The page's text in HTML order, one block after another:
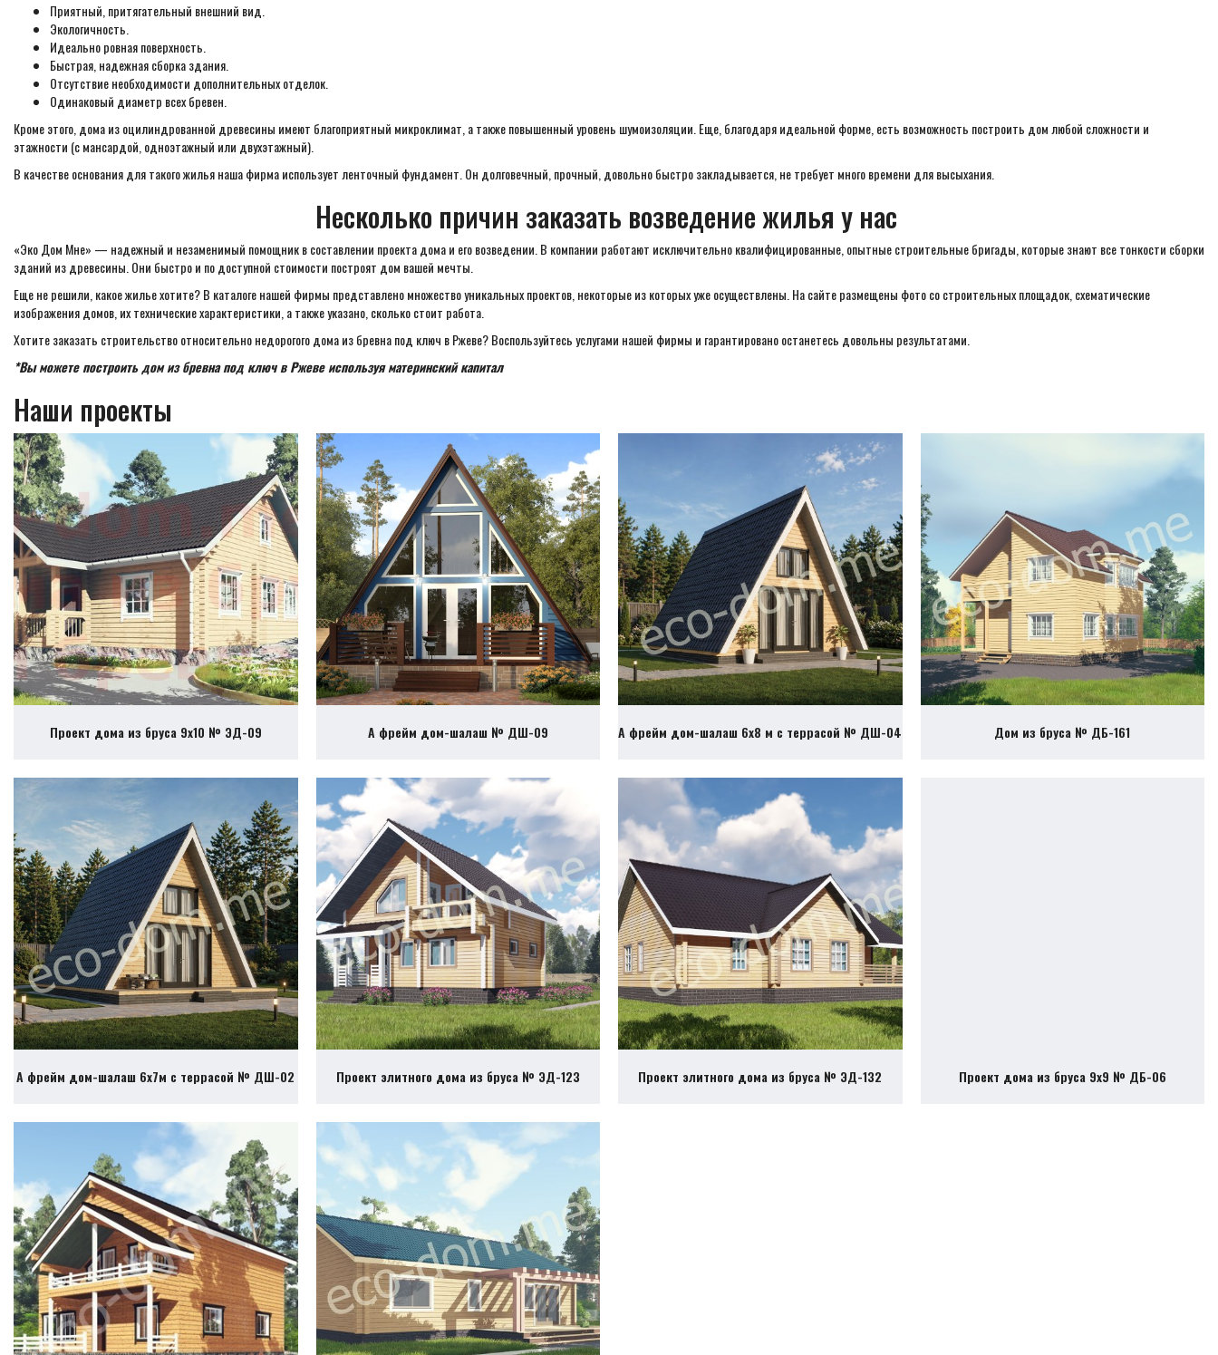
Приятный, притягательный внешний вид.
Экологичность.
Идеально ровная поверхность.
Быстрая, надежная сборка здания.
Отсутствие необходимости дополнительных отделок.
Одинаковый диаметр всех бревен.
Кроме этого, дома из оцилиндрованной древесины имеют благоприятный микроклимат, а также повышенный уровень шумоизоляции. Еще, благодаря идеальной форме, есть возможность построить дом любой сложности и
этажности (с мансардой, одноэтажный или двухэтажный).
В качестве основания для такого жилья наша фирма использует ленточный фундамент. Он долговечный, прочный, довольно быстро закладывается, не требует много времени для высыхания.
Несколько причин заказать возведение жилья у нас
«Эко Дом Мне» — надежный и незаменимый помощник в составлении проекта дома и его возведении. В компании работают исключительно квалифицированные, опытные строительные бригады, которые знают все тонкости сборки
зданий из древесины. Они быстро и по доступной стоимости построят дом вашей мечты.
Еще не решили, какое жилье хотите? В каталоге нашей фирмы представлено множество уникальных проектов, некоторые из которых уже осуществлены. На сайте размещены фото со строительных площадок, схематические
изображения домов, их технические характеристики, а также указано, сколько стоит работа.
Хотите заказать строительство относительно недорогого дома из бревна под ключ в Ржеве? Воспользуйтесь услугами нашей фирмы и гарантировано останетесь довольны результатами.
*Вы можете построить дом из бревна под ключ в Ржеве используя материнский капитал
Наши проекты
Проект дома из бруса 9х10 № ЭД-09 А фрейм дом-шалаш № ДШ-09 А фрейм дом-шалаш 6х8 м с террасой № ДШ-04 Дом из бруса № ДБ-161
А фрейм дом-шалаш 6х7м с террасой № ДШ-02 Проект элитного дома из бруса № ЭД-123 Проект элитного дома из бруса № ЭД-132 Проект дома из бруса 9х9 № ДБ-06